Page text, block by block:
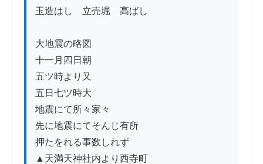
玉造はし　立売堀　高ばし
大地震の略図
十一月四日朝
五ツ時より又
五日七ツ時大
地震にて所々家々
先に地震にてそんじ有所
押たをれる事数しれず
▲天満天神社内より西寺町